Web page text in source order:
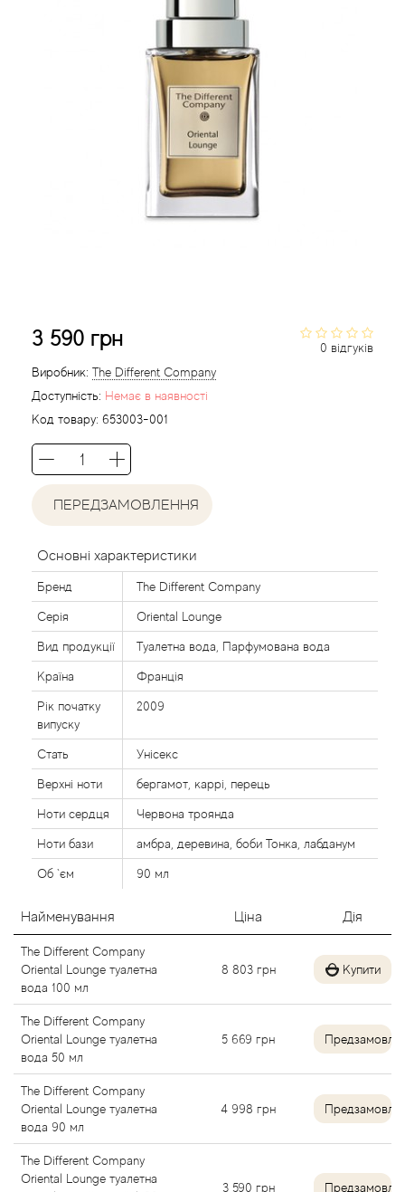
0 відгуків
3 590 грн
Виробник: The Different Company
Доступність: Немає в наявності
Код товару: 653003-001
ПЕРЕДЗАМОВЛЕННЯ
Основні характеристики
Бренд The Different Company
Серія Oriental Lounge
Вид продукції Туалетна вода, Парфумована вода
Країна Франція
Рік початку
випуску
2009
Стать Унісекс
Верхні ноти бергамот, каррі, перець
Ноти сердця Червона троянда
Ноти бази амбра, деревина, боби Тонка, лабданум
Об `єм 90 мл
Найменування Ціна Дія
The Different Company
Oriental Lounge туалетна
вода 100 мл
8 803 грн Купити
The Different Company
Oriental Lounge туалетна
вода 50 мл
5 669 грн
The Different Company
Oriental Lounge туалетна
вода 90 мл
4 998 грн
The Different Company
Oriental Lounge туалетна
3 590 грн
Aedes de Venustas
Afnan
Agatha Ruiz de la Prada
Agent Provocateur
Agonist
Aigner
Aj Arabia (Widian)
Ajmal
Al Haramain
Al Jazeera
Alaia Paris
Alexander McQueen
Alexandre Barthet
Alexandre J
Alfred Dunhill
Alyson Oldoini
Alyssa Ashley
American Crew
Amouage
Amouroud